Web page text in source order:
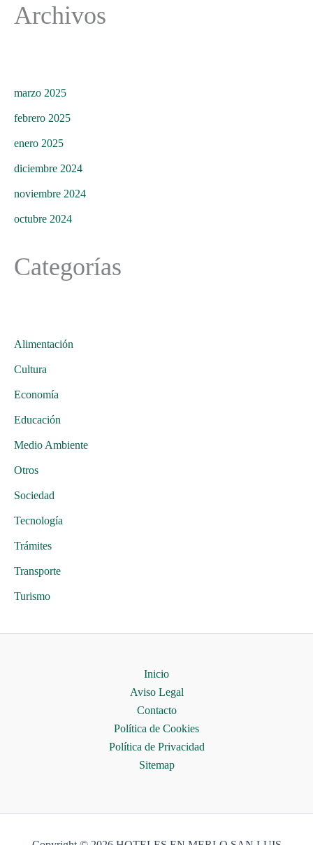
Archivos
marzo 2025
febrero 2025
enero 2025
diciembre 2024
noviembre 2024
octubre 2024
Categorías
Alimentación
Cultura
Economía
Educación
Medio Ambiente
Otros
Sociedad
Tecnología
Trámites
Transporte
Turismo
Inicio
Aviso Legal
Contacto
Política de Cookies
Política de Privacidad
Sitemap